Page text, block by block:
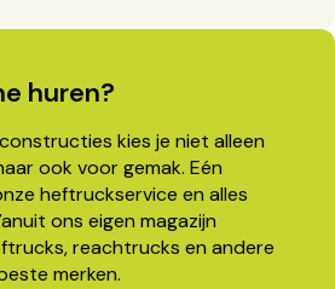
huren?
kies je niet alleen
ook voor gemak. Eén
heftruckservice en alles
ons eigen magazijn
reachtrucks en andere
merken.